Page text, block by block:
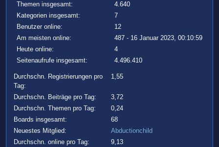
Themen insgesamt:
4.640
Kategorien insgesamt:
7
Benutzer online:
12
Am meisten online:
487 - 16 Januar 2023, 00:10:59
Heute online:
4
Seitenaufrufe insgesamt:
4.496.410
Durchschn. Registrierungen pro
Tag:
1,55
Durchschn. Beiträge pro Tag:
3,72
Durchschn. Themen pro Tag:
0,24
Boards insgesamt:
68
Neuestes Mitglied:
Abductionchild
Durchschn. online pro Tag:
9,13